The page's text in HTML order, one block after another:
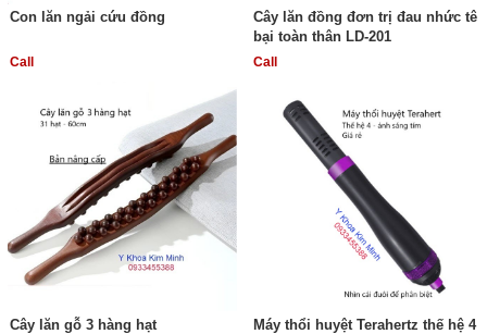
Con lăn ngải cứu đồng
Call
Cây lăn đồng đơn trị đau nhức tê
bại toàn thân LD-201
Call
Cây lăn gỗ 3 hàng hạt
Máy thổi huyệt Terahertz thế hệ 4